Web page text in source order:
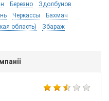
Березно
Здолбунов
Черкассы
Бахмач
область)
Збараж